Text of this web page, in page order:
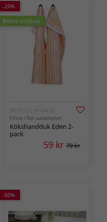
-25%
Bättre miljöval
RECYCLED BY WILLE
Finns i fler variationer
Kökshandduk Eden 2-
pack
59 kr 79 kr
-50%